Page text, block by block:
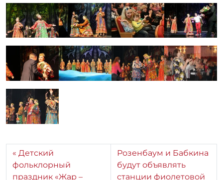
Детский
фольклорный
праздник «Жар –
Розенбаум и Бабкина
будут объявлять
станции фиолетовой